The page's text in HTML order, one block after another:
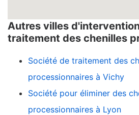
Autres villes
traitement des chenilles
Société de traitement des
processionnaires à Vichy
Société pour éliminer des
processionnaires à Lyon